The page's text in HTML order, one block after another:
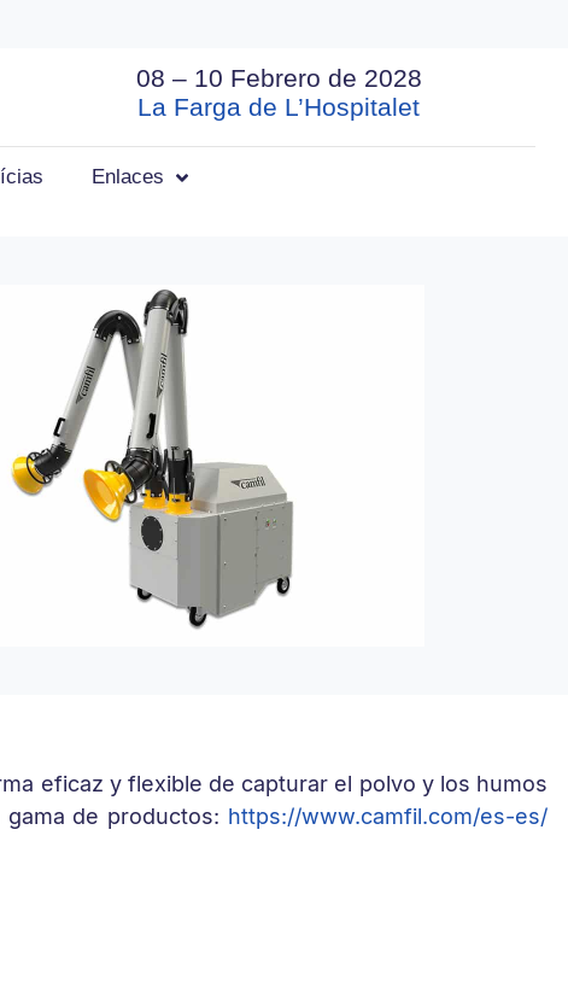
08 – 10 Febrero de 2028
La Farga de L’Hospitalet
Enlaces
eficaz y flexible de capturar el polvo y los humos
de productos: https://www.camfil.com/es-es/